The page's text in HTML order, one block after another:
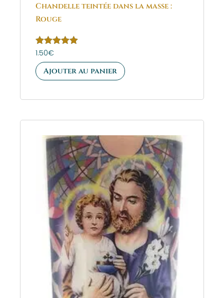
Chandelle teintée dans la masse :
Rouge
Note
5.00
sur 5
1.50€
Ajouter au panier